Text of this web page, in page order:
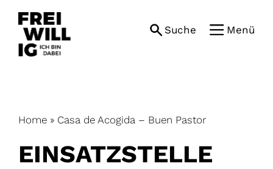
content
Suche Menü
Home » Casa de Acogida – Buen Pastor
EINSATZ­STELLE